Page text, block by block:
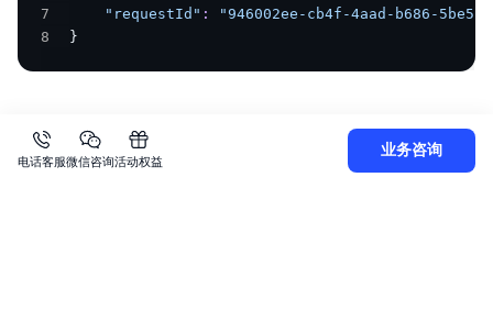
7
"requestId" :
"946002ee-cb4f-4aad-b686-
8
}
上一篇
下一篇
电话客服微信咨询活动权益
业务咨询